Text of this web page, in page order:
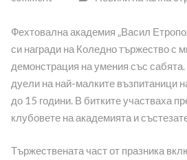
Фехтовална академия „Васил
си награди на Коледно тържество с
демонстрация на умения със
дуели на най-малките възпитаници
до 15 години. В битките участваха
клубовете на академията и
Тържествената част от празника